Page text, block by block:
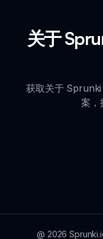
关于
获取关于
案，
@ 2026